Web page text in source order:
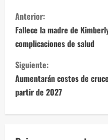
S
i
g
u
e
l
Anterior:
Fallece la madre de
complicaciones de salud
Siguiente:
Aumentarán costos de
partir de 2027